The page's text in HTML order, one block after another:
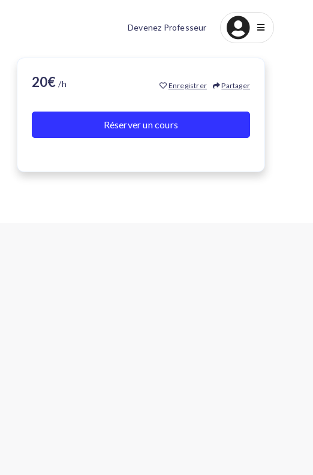
Devenez Professeur
20€/h Enregistrer Partager
Réserver un cours